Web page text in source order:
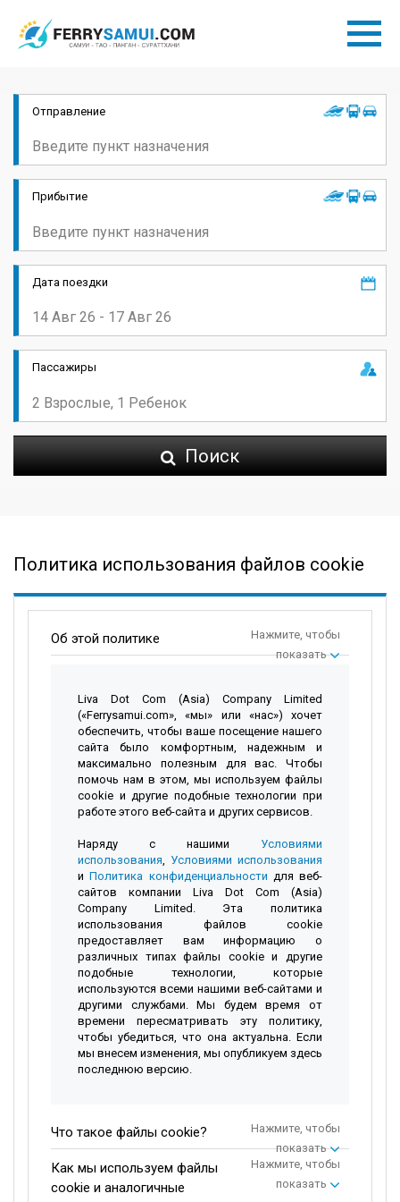
Отправление
Прибытие
Дата поездки
Пассажиры
Поиск
Политика использования файлов cookie
Об этой политике
Нажмите, чтобы
показать
Liva Dot Com (Asia) Company Limited
(«Ferrysamui.com», «мы» или «нас») хочет
обеспечить, чтобы ваше посещение нашего
сайта было комфортным, надежным и
максимально полезным для вас. Чтобы
помочь нам в этом, мы используем файлы
cookie и другие подобные технологии при
работе этого веб-сайта и других сервисов.
Наряду с нашими Условиями
использования
Условиями использования
иПолитика конфиденциальности для веб-
сайтов компании Liva Dot Com (Asia)
Company Limited. Эта политика
использования файлов cookie
предоставляет вам информацию о
различных типах файлы cookie и другие
подобные технологии, которые
используются всеми нашими веб-сайтами и
другими службами. Мы будем время от
времени пересматривать эту политику,
чтобы убедиться, что она актуальна. Если
мы внесем изменения, мы опубликуем здесь
последнюю версию.
Что такое файлы cookie?
Нажмите, чтобы
показать
Как мы используем файлы
cookie и аналогичные
Нажмите, чтобы
показать